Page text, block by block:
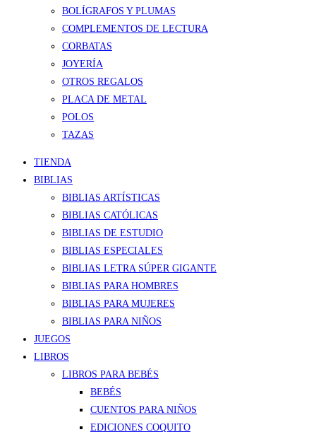
BOLÍGRAFOS Y PLUMAS
COMPLEMENTOS DE LECTURA
CORBATAS
JOYERÍA
OTROS REGALOS
PLACA DE METAL
POLOS
TAZAS
TIENDA
BIBLIAS
BIBLIAS ARTÍSTICAS
BIBLIAS CATÓLICAS
BIBLIAS DE ESTUDIO
BIBLIAS ESPECIALES
BIBLIAS LETRA SÚPER GIGANTE
BIBLIAS PARA HOMBRES
BIBLIAS PARA MUJERES
BIBLIAS PARA NIÑOS
JUEGOS
LIBROS
LIBROS PARA BEBÉS
BEBÉS
CUENTOS PARA NIÑOS
EDICIONES COQUITO